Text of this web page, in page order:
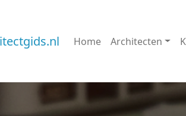
Home Architecten